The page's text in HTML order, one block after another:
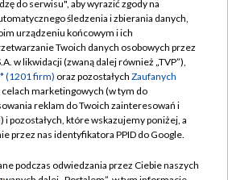
TVP
TVP
Cyfrowa
Regulamin TVP
prywatności
Moje zgody
Pomoc
do serwisu", aby wyrazić zgody na
śledzenia i zbierania danych,
urządzeniu końcowym i ich
Twoich danych osobowych przez
w likwidacji (zwaną dalej również „TVP”),
(1201 firm) oraz pozostałych Zaufanych
celach marketingowych (w tym do
reklam do Twoich zainteresowań i
pozostałych, które wskazujemy poniżej, a
przez nas identyfikatora PPID do Google.
podczas odwiedzania przez Ciebie naszych